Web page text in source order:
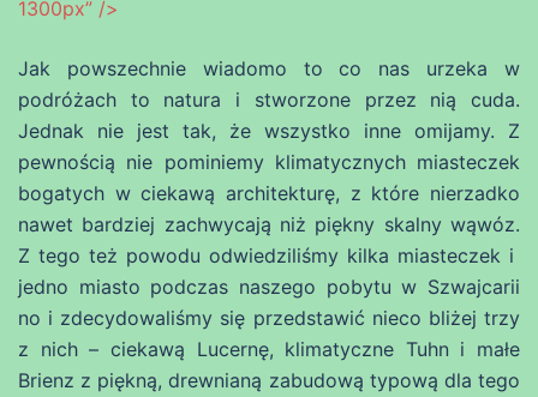
1300px” />
Jak powszechnie wiadomo to co nas urzeka w
podróżach to natura i stworzone przez nią cuda.
Jednak nie jest tak, że wszystko inne omijamy. Z
pewnością nie pominiemy klimatycznych miasteczek
bogatych w ciekawą architekturę, z które nierzadko
nawet bardziej zachwycają niż piękny skalny wąwóz.
Z tego też powodu odwiedziliśmy kilka miasteczek i
jedno miasto podczas naszego pobytu w Szwajcarii
no i zdecydowaliśmy się przedstawić nieco bliżej trzy
z nich – ciekawą Lucernę, klimatyczne Tuhn i małe
Brienz z piękną, drewnianą zabudową typową dla tego